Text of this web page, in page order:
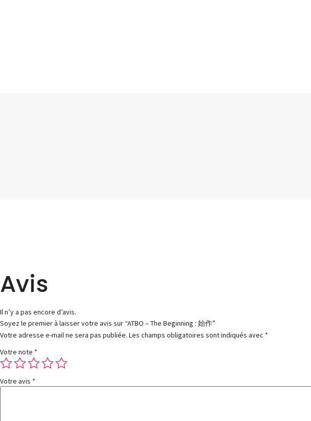
Avis
Il n’y a pas encore d’avis.
Soyez le premier à laisser votre avis sur “ATBO – The Beginning : 始作”
Votre adresse e-mail ne sera pas publiée. Les champs obligatoires sont indiqués avec *
Votre note *
Votre avis *